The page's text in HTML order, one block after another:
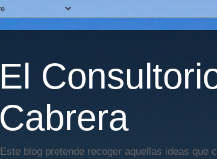
El
Cabrera
Este blog pretende recoger aquellas ideas que